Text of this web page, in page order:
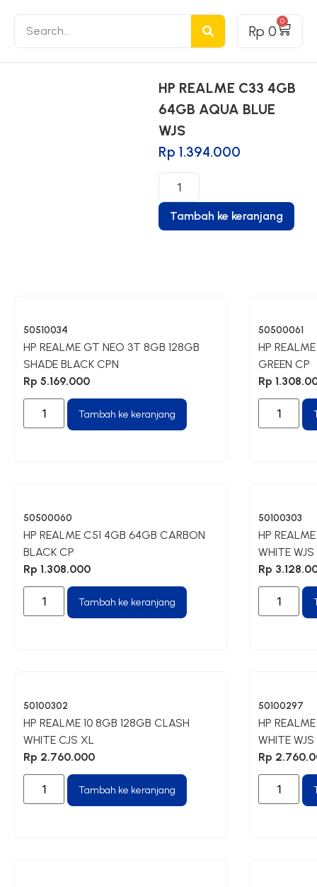
Rp 0
0
HP REALME C33 4GB
64GB AQUA BLUE
WJS
Rp 1.394.000
Tambah ke keranjang
50510034
HP REALME GT NEO 3T 8GB 128GB
SHADE BLACK CPN
Rp 5.169.000
Tambah ke keranjang
50500061
HP
GREEN CP
Rp
50500060
HP REALME C51 4GB 64GB CARBON
BLACK CP
Rp 1.308.000
Tambah ke keranjang
50100303
HP
WHITE
Rp
50100302
HP REALME 10 8GB 128GB CLASH
WHITE CJS XL
Rp 2.760.000
Tambah ke keranjang
50100297
HP
WHITE
Rp